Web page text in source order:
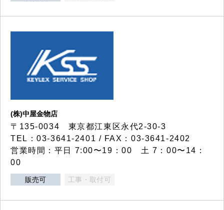
(株)中屋金物店
〒135-0034 東京都江東区永代2-30-3
TEL：03-3641-2401 / FAX：03-3641-2402
営業時間：平日 7:00〜19：00 土 7：00〜14：
00
販売可 工事・取付可